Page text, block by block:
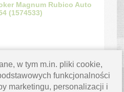
Magnum Rubico Auto
(1574533)
w tym m.in. pliki cookie,
funkcjonalności
marketingu, personalizacji i